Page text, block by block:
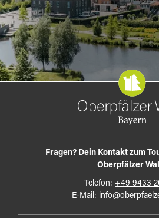
Fragen? Dein Kontakt zum
Oberpfälzer
Telefon: +49 9433
E-Mail: